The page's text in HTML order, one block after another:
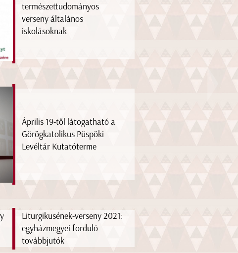
természettudományos
verseny általános
iskolásoknak
Április 19-től látogatható a
Görögkatolikus Püspöki
Levéltár Kutatóterme
Liturgikusének-verseny 2021:
egyházmegyei forduló
továbbjutók